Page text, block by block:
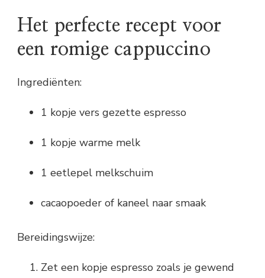
Het perfecte recept voor
een romige cappuccino
Ingrediënten:
1 kopje vers gezette espresso
1 kopje warme melk
1 eetlepel melkschuim
cacaopoeder of kaneel naar smaak
Bereidingswijze:
Zet een kopje espresso zoals je gewend